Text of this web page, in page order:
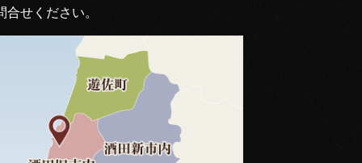
せください。